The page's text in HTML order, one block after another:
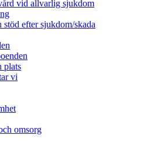
vid allvarlig sjukdom
stöd efter sjukdom/skada
plats
vi
omsorg